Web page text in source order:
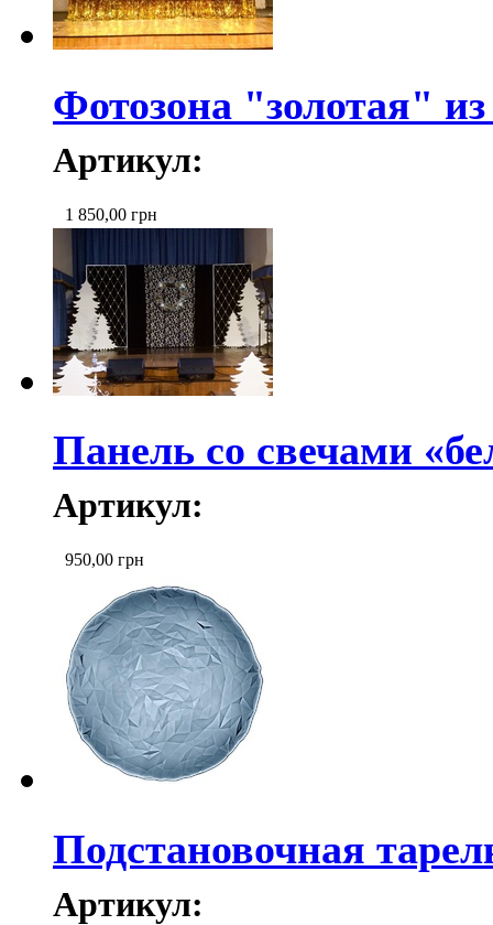
Фотозона "золотая"
Артикул:
1 850,00 грн
Панель со свечами
Артикул:
950,00 грн
Подстановочная
Артикул: